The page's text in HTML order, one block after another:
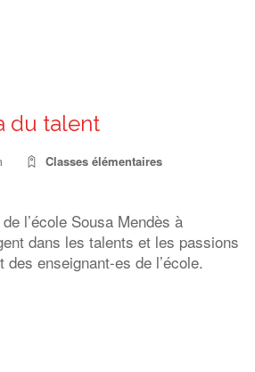
du talent
Classes élémentaires
l’école Sousa Mendès à
dans les talents et les passions
enseignant-es de l’école.